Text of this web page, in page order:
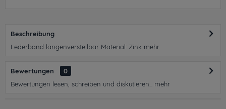
Beschreibung
Lederband längenverstellbar Material: Zink mehr
Bewertungen
0
Bewertungen lesen, schreiben und diskutieren...
mehr